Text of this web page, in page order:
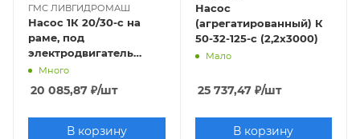
ГМС ЛИВГИДРОМАШ
Насос 1К 20/30-с на
раме, под
электродвигатель
4х3000
Много
20 085,87 ₽/шт
В корзину
Насос
(агрегатированный) К
50-32-125-с (2,2х3000)
Мало
25 737,47₽/шт
В корзину